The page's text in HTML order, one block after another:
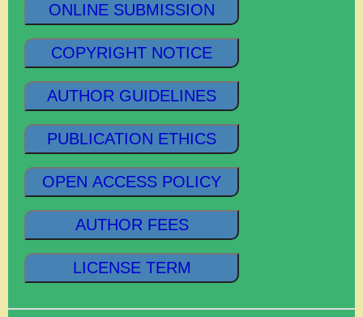
ONLINE SUBMISSION
COPYRIGHT NOTICE
AUTHOR GUIDELINES
PUBLICATION ETHICS
OPEN ACCESS POLICY
AUTHOR FEES
LICENSE TERM